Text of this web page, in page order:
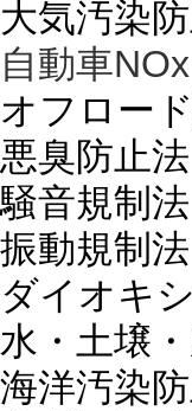
大気汚染
自動車
オフロー
悪臭防止法
騒音規制法
振動規制法
ダイオキ
水・土壌
海洋汚染